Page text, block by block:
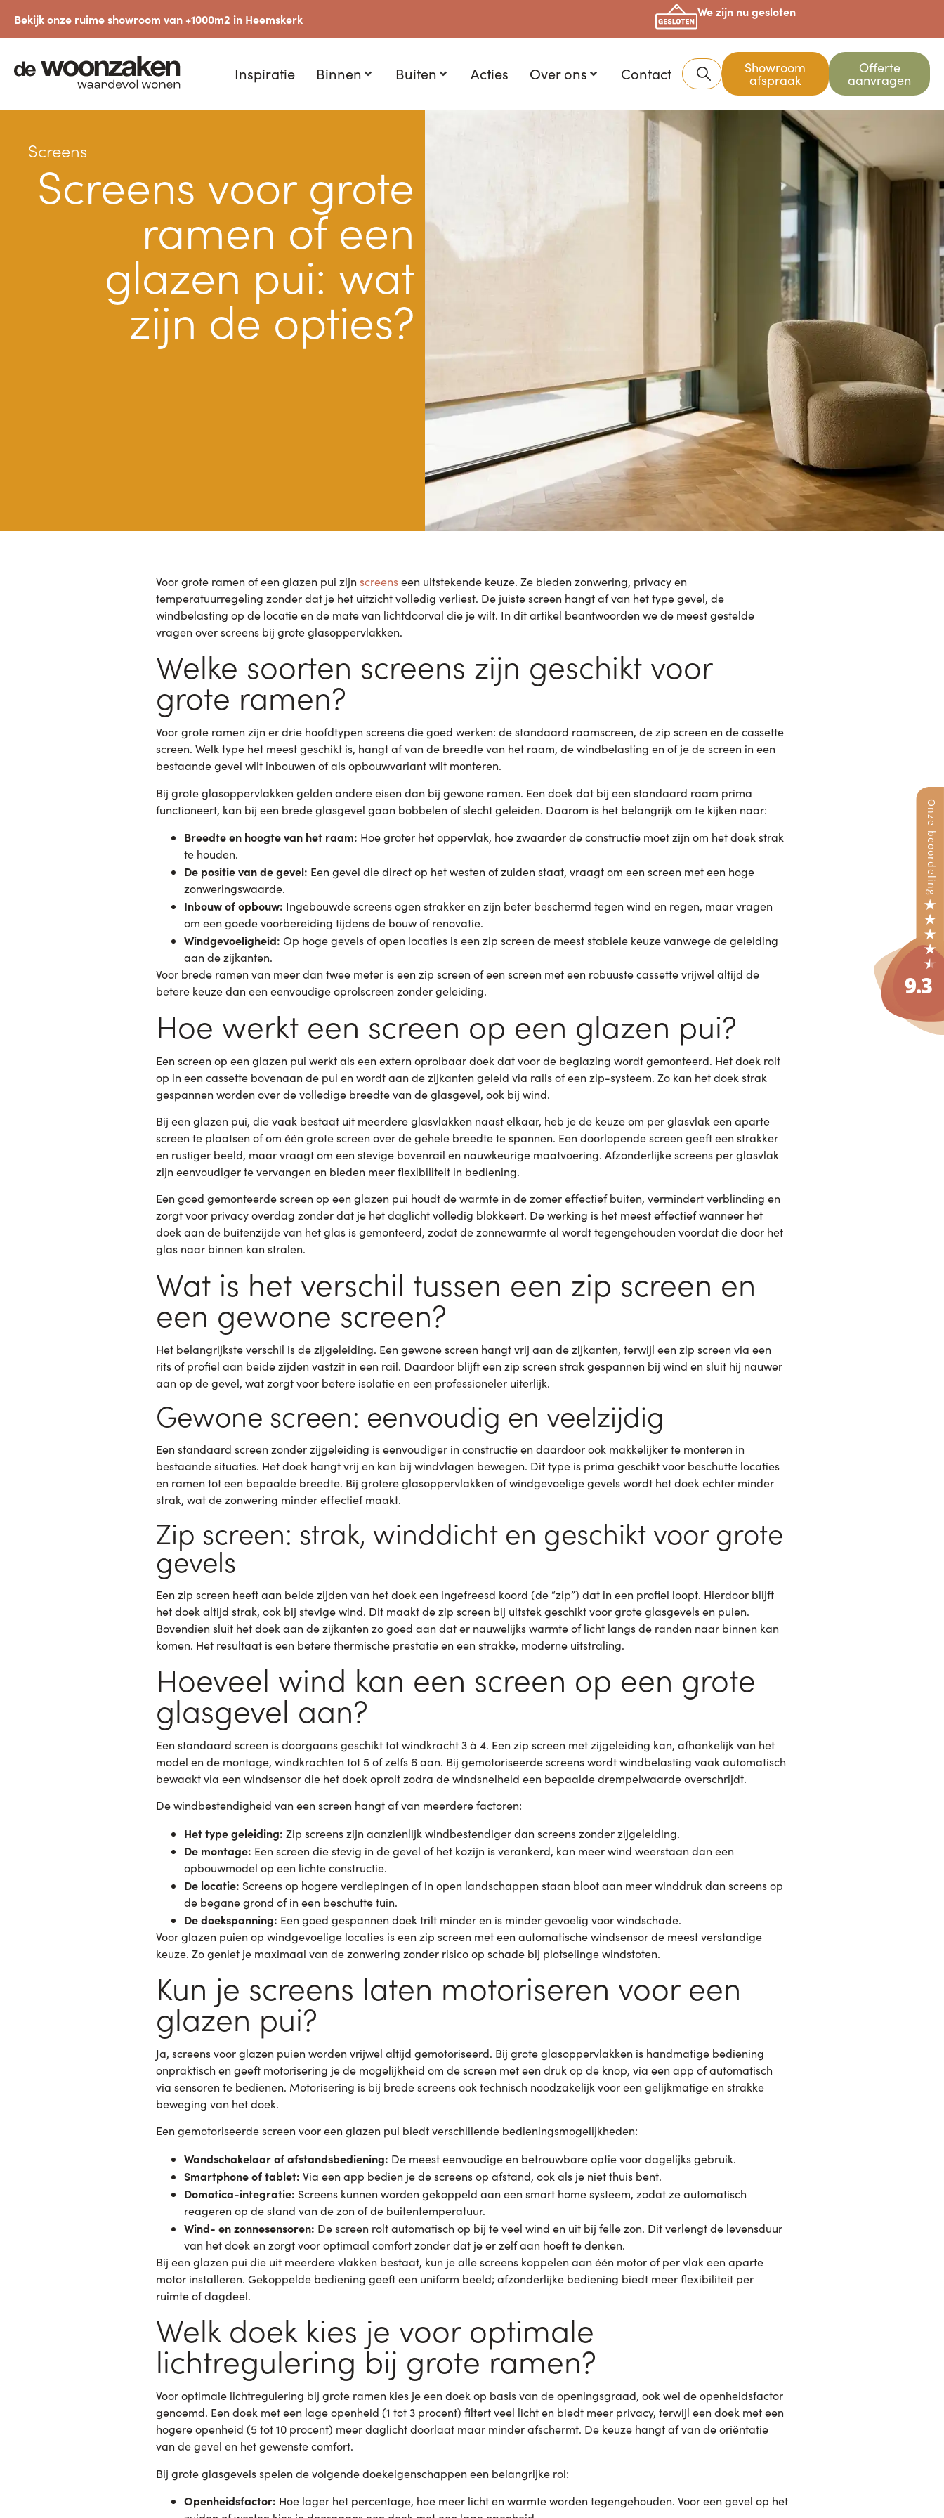
Bekijk onze ruime showroom van +1000m2 in Heemskerk We zijn nu gesloten
Inspiratie Binnen Buiten Acties Over ons Contact Showroom
afspraak
Offerte
aanvragen
Screens
Screens voor grote
ramen of een
glazen pui: wat
zijn de opties?
Voor grote ramen of een glazen pui zijn screenseen uitstekende keuze. Ze bieden zonwering, privacy en
temperatuurregeling zonder dat je het uitzicht volledig verliest. De juiste screen hangt af van het type gevel, de
windbelasting op de locatie en de mate van lichtdoorval die je wilt. In dit artikel beantwoorden we de meest gestelde
vragen over screens bij grote glasoppervlakken.
Welke soorten screens zijn geschikt voor
grote ramen?
Voor grote ramen zijn er drie hoofdtypen screens die goed werken: de standaard raamscreen, de zip screen en de cassette
screen. Welk type het meest geschikt is, hangt af van de breedte van het raam, de windbelasting en of je de screen in een
bestaande gevel wilt inbouwen of als opbouwvariant wilt monteren.
Bij grote glasoppervlakken gelden andere eisen dan bij gewone ramen. Een doek dat bij een standaard raam prima
functioneert, kan bij een brede glasgevel gaan bobbelen of slecht geleiden. Daarom is het belangrijk om te kijken naar:
Breedte en hoogte van het raam: Hoe groter het oppervlak, hoe zwaarder de constructie moet zijn om het doek strak
te houden.
De positie van de gevel: Een gevel die direct op het westen of zuiden staat, vraagt om een screen met een hoge
zonweringswaarde.
Inbouw of opbouw: Ingebouwde screens ogen strakker en zijn beter beschermd tegen wind en regen, maar vragen
om een goede voorbereiding tijdens de bouw of renovatie.
Windgevoeligheid: Op hoge gevels of open locaties is een zip screen de meest stabiele keuze vanwege de geleiding
aan de zijkanten.
Voor brede ramen van meer dan twee meter is een zip screen of een screen met een robuuste cassette vrijwel altijd de
betere keuze dan een eenvoudige oprolscreen zonder geleiding.
Hoe werkt een screen op een glazen pui?
Een screen op een glazen pui werkt als een extern oprolbaar doek dat voor de beglazing wordt gemonteerd. Het doek rolt
op in een cassette bovenaan de pui en wordt aan de zijkanten geleid via rails of een zip-systeem. Zo kan het doek strak
gespannen worden over de volledige breedte van de glasgevel, ook bij wind.
Bij een glazen pui, die vaak bestaat uit meerdere glasvlakken naast elkaar, heb je de keuze om per glasvlak een aparte
screen te plaatsen of om één grote screen over de gehele breedte te spannen. Een doorlopende screen geeft een strakker
en rustiger beeld, maar vraagt om een stevige bovenrail en nauwkeurige maatvoering. Afzonderlijke screens per glasvlak
zijn eenvoudiger te vervangen en bieden meer flexibiliteit in bediening.
Een goed gemonteerde screen op een glazen pui houdt de warmte in de zomer effectief buiten, vermindert verblinding en
zorgt voor privacy overdag zonder dat je het daglicht volledig blokkeert. De werking is het meest effectief wanneer het
doek aan de buitenzijde van het glas is gemonteerd, zodat de zonnewarmte al wordt tegengehouden voordat die door het
glas naar binnen kan stralen.
Wat is het verschil tussen een zip screen en
een gewone screen?
Het belangrijkste verschil is de zijgeleiding. Een gewone screen hangt vrij aan de zijkanten, terwijl een zip screen via een
rits of profiel aan beide zijden vastzit in een rail. Daardoor blijft een zip screen strak gespannen bij wind en sluit hij nauwer
aan op de gevel, wat zorgt voor betere isolatie en een professioneler uiterlijk.
Gewone screen: eenvoudig en veelzijdig
Een standaard screen zonder zijgeleiding is eenvoudiger in constructie en daardoor ook makkelijker te monteren in
bestaande situaties. Het doek hangt vrij en kan bij windvlagen bewegen. Dit type is prima geschikt voor beschutte locaties
en ramen tot een bepaalde breedte. Bij grotere glasoppervlakken of windgevoelige gevels wordt het doek echter minder
strak, wat de zonwering minder effectief maakt.
Zip screen: strak, winddicht en geschikt voor grote
gevels
Een zip screen heeft aan beide zijden van het doek een ingefreesd koord (de “zip”) dat in een profiel loopt. Hierdoor blijft
het doek altijd strak, ook bij stevige wind. Dit maakt de zip screen bij uitstek geschikt voor grote glasgevels en puien.
Bovendien sluit het doek aan de zijkanten zo goed aan dat er nauwelijks warmte of licht langs de randen naar binnen kan
komen. Het resultaat is een betere thermische prestatie en een strakke, moderne uitstraling.
Hoeveel wind kan een screen op een grote
glasgevel aan?
Een standaard screen is doorgaans geschikt tot windkracht 3 à 4. Een zip screen met zijgeleiding kan, afhankelijk van het
model en de montage, windkrachten tot 5 of zelfs 6 aan. Bij gemotoriseerde screens wordt windbelasting vaak automatisch
bewaakt via een windsensor die het doek oprolt zodra de windsnelheid een bepaalde drempelwaarde overschrijdt.
De windbestendigheid van een screen hangt af van meerdere factoren:
Het type geleiding: Zip screens zijn aanzienlijk windbestendiger dan screens zonder zijgeleiding.
De montage: Een screen die stevig in de gevel of het kozijn is verankerd, kan meer wind weerstaan dan een
opbouwmodel op een lichte constructie.
De locatie: Screens op hogere verdiepingen of in open landschappen staan bloot aan meer winddruk dan screens op
de begane grond of in een beschutte tuin.
De doekspanning: Een goed gespannen doek trilt minder en is minder gevoelig voor windschade.
Voor glazen puien op windgevoelige locaties is een zip screen met een automatische windsensor de meest verstandige
keuze. Zo geniet je maximaal van de zonwering zonder risico op schade bij plotselinge windstoten.
Kun je screens laten motoriseren voor een
glazen pui?
Ja, screens voor glazen puien worden vrijwel altijd gemotoriseerd. Bij grote glasoppervlakken is handmatige bediening
onpraktisch en geeft motorisering je de mogelijkheid om de screen met een druk op de knop, via een app of automatisch
via sensoren te bedienen. Motorisering is bij brede screens ook technisch noodzakelijk voor een gelijkmatige en strakke
beweging van het doek.
Een gemotoriseerde screen voor een glazen pui biedt verschillende bedieningsmogelijkheden:
Wandschakelaar of afstandsbediening: De meest eenvoudige en betrouwbare optie voor dagelijks gebruik.
Smartphone of tablet: Via een app bedien je de screens op afstand, ook als je niet thuis bent.
Domotica-integratie: Screens kunnen worden gekoppeld aan een smart home systeem, zodat ze automatisch
reageren op de stand van de zon of de buitentemperatuur.
Wind- en zonnesensoren: De screen rolt automatisch op bij te veel wind en uit bij felle zon. Dit verlengt de levensduur
van het doek en zorgt voor optimaal comfort zonder dat je er zelf aan hoeft te denken.
Bij een glazen pui die uit meerdere vlakken bestaat, kun je alle screens koppelen aan één motor of per vlak een aparte
motor installeren. Gekoppelde bediening geeft een uniform beeld; afzonderlijke bediening biedt meer flexibiliteit per
ruimte of dagdeel.
Welk doek kies je voor optimale
lichtregulering bij grote ramen?
Voor optimale lichtregulering bij grote ramen kies je een doek op basis van de openingsgraad, ook wel de openheidsfactor
genoemd. Een doek met een lage openheid (1 tot 3 procent) filtert veel licht en biedt meer privacy, terwijl een doek met een
hogere openheid (5 tot 10 procent) meer daglicht doorlaat maar minder afschermt. De keuze hangt af van de oriëntatie
van de gevel en het gewenste comfort.
Bij grote glasgevels spelen de volgende doekeigenschappen een belangrijke rol:
Openheidsfactor: Hoe lager het percentage, hoe meer licht en warmte worden tegengehouden. Voor een gevel op het